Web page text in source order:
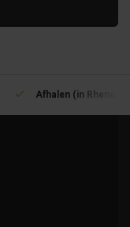
Afhalen (in Rhenen)